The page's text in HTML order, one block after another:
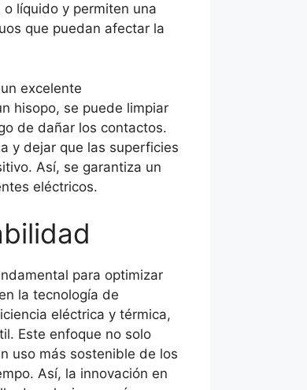
líquido y permiten una
que puedan afectar la
excelente
hisopo, se puede limpiar
de dañar los contactos.
y dejar que las superficies
Así, se garantiza un
eléctricos.
para optimizar
la tecnología de
eléctrica y térmica,
Este enfoque no solo
uso más sostenible de los
Así, la innovación en